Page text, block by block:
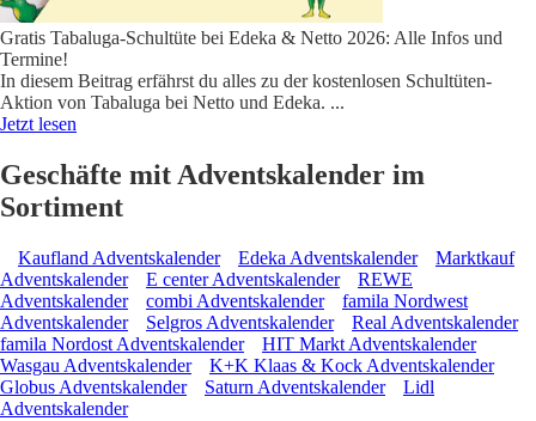
Gratis Tabaluga-Schultüte bei Edeka & Netto 2026: Alle Infos und
Termine!
In diesem Beitrag erfährst du alles zu der kostenlosen Schultüten-
Aktion von Tabaluga bei Netto und Edeka. ...
Jetzt lesen
Geschäfte mit Adventskalender im
Sortiment
Kaufland Adventskalender Edeka Adventskalender
Marktkauf
Adventskalender
E center Adventskalender
REWE
Adventskalender
combi Adventskalender
famila Nordwest
Adventskalender
Selgros Adventskalender
Real Adventskalender
famila Nordost Adventskalender
HIT Markt Adventskalender
Wasgau Adventskalender
K+K Klaas & Kock Adventskalender
Globus Adventskalender
Saturn Adventskalender
Lidl
Adventskalender